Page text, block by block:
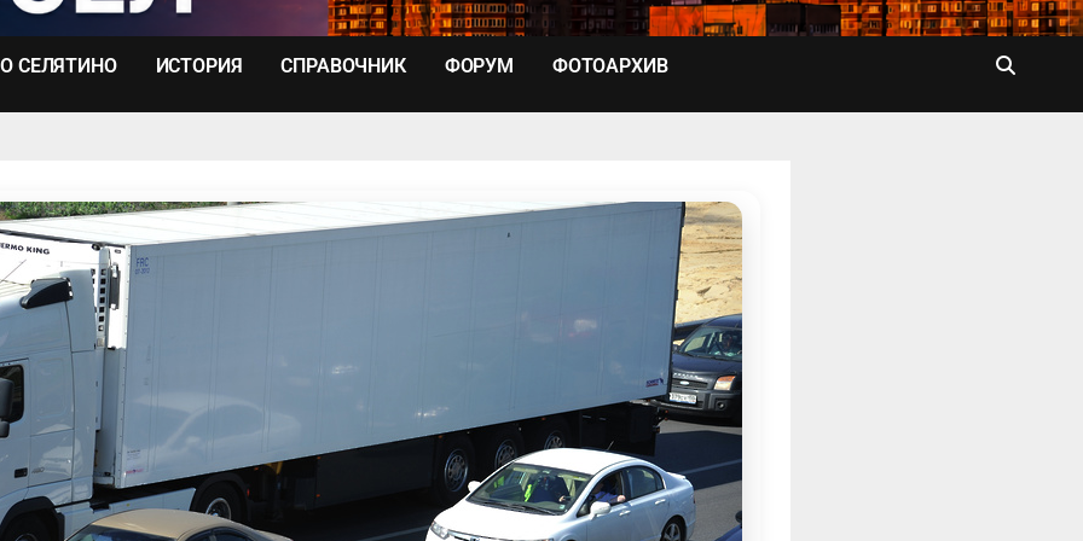
О СЕЛЯТИНО ИСТОРИЯ СПРАВОЧНИК ФОРУМ ФОТОАРХИВ